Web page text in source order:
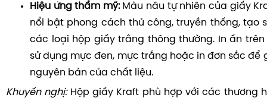
Hiệu ứng thẩm mỹ:Màu nâu tự nhiên của giấy
nổi bật phong cách thủ công, truyền thống, tạo
các loại hộp giấy trắng thông thường. In ấn
sử dụng mực đen, mực trắng hoặc in đơn sắc để
nguyên bản của chất liệu.
Khuyến nghị:Hộp giấy Kraft phù hợp với các thương